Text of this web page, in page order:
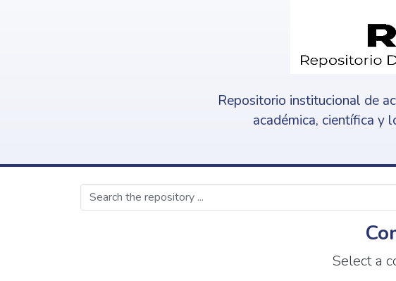
Repositorio institucional de
académica, científica y
Select a